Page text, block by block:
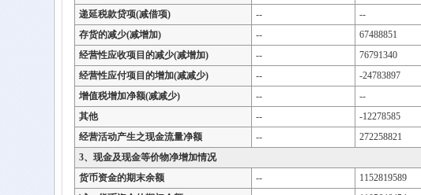
递延税款贷项(减借项)
-- --
存货的减少(减增加)
-- 67488851
经营性应收项目的减少(减增加)
-- 76791340
经营性应付项目的增加(减减少)
-- -24783897
增值税增加净额(减减少)
-- --
其他
-- -12278585
经营活动产生之现金流量净额
-- 272258821
3、现金及现金等价物净增加情况
货币资金的期末余额
-- 1152819589